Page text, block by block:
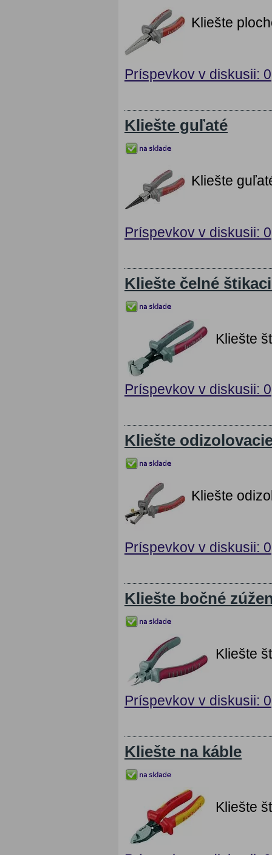
Kliešte
Príspevkov v diskusii: 0
Kliešte guľaté
Kliešte
Príspevkov v diskusii: 0
Kliešte čelné
Kliešte
Príspevkov v diskusii: 0
Kliešte
Kliešte
Príspevkov v diskusii: 0
Kliešte bočné
Kliešte
Príspevkov v diskusii: 0
Kliešte na káble
Kliešte